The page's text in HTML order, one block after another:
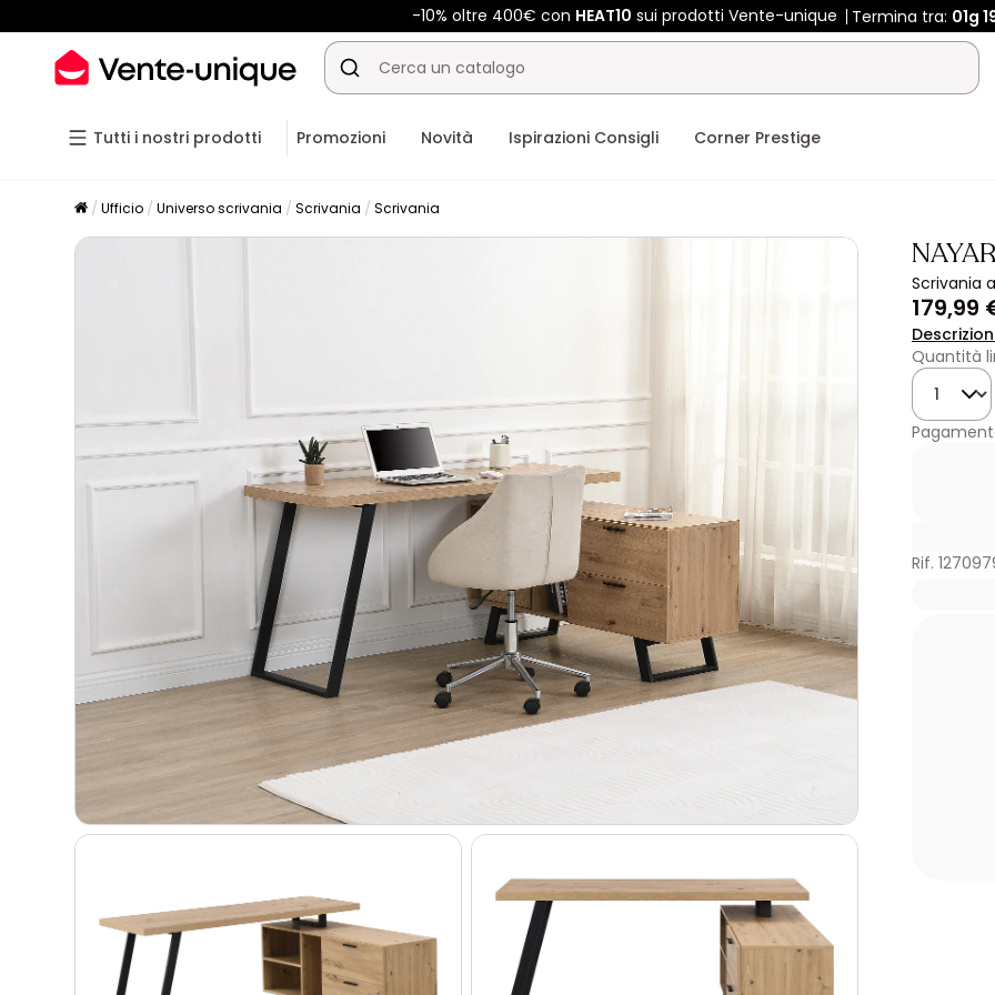
-10% oltre 400€ con HEAT10 sui prodotti Vente-unique Termina tra: 01g
Tutti i nostri prodotti Promozioni Novità Ispirazioni Consigli Corner Prestige
Ufficio Universo scrivania Scrivania Scrivania
Scrivania
179,99
Quantità
Quantità
Rif.